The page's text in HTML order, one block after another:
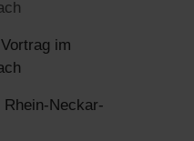
im
Neckar-